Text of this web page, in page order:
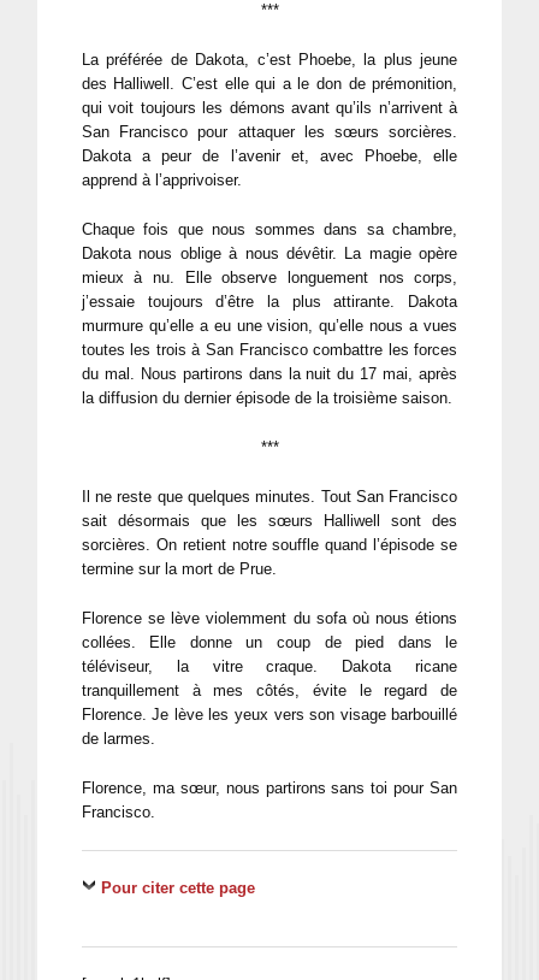
***
La préférée de Dakota, c’est Phoebe, la plus jeune
des Halliwell. C’est elle qui a le don de prémonition,
qui voit toujours les démons avant qu’ils n’arrivent à
San Francisco pour attaquer les sœurs sorcières.
Dakota a peur de l’avenir et, avec Phoebe, elle
apprend à l’apprivoiser.
Chaque fois que nous sommes dans sa chambre,
Dakota nous oblige à nous dévêtir. La magie opère
mieux à nu. Elle observe longuement nos corps,
j’essaie toujours d’être la plus attirante. Dakota
murmure qu’elle a eu une vision, qu’elle nous a vues
toutes les trois à San Francisco combattre les forces
du mal. Nous partirons dans la nuit du 17 mai, après
la diffusion du dernier épisode de la troisième saison.
***
Il ne reste que quelques minutes. Tout San Francisco
sait désormais que les sœurs Halliwell sont des
sorcières. On retient notre souffle quand l’épisode se
termine sur la mort de Prue.
Florence se lève violemment du sofa où nous étions
collées. Elle donne un coup de pied dans le
téléviseur, la vitre craque. Dakota ricane
tranquillement à mes côtés, évite le regard de
Florence. Je lève les yeux vers son visage barbouillé
de larmes.
Florence, ma sœur, nous partirons sans toi pour San
Francisco.
Pour citer cette page